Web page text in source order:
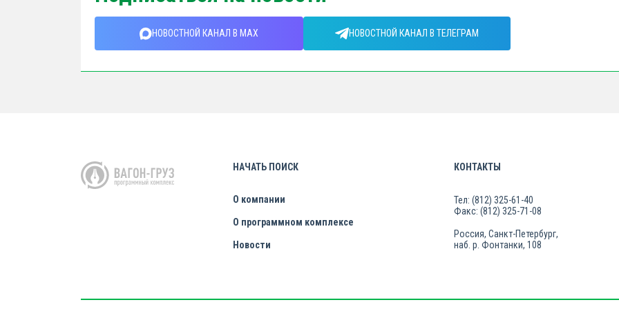
НОВОСТНОЙ КАНАЛ В MAX НОВОСТНОЙ КАНАЛ В ТЕЛЕГРАМ
НАЧАТЬ ПОИСК
О компании
О программном комплексе
Новости
КОНТАКТЫ
Тел: (812) 325-61-40
Факс: (812) 325-71-08
Россия, Санкт-Петербург,
наб. р. Фонтанки, 108